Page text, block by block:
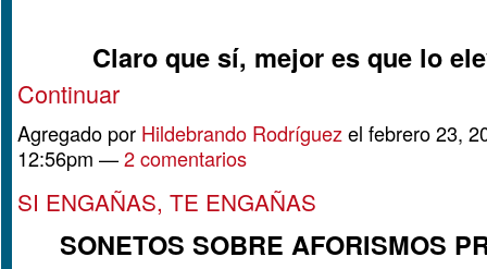
Claro que sí, mejor es que lo
Continuar
Agregado por Hildebrando Rodríguez el febrero 23,
12:56pm —2 comentarios
SI ENGAÑAS, TE ENGAÑAS
SONETOS SOBRE AFORISMOS